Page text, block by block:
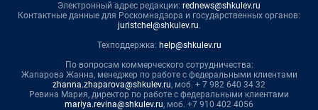
Электронный адрес редакции: rednews@shkulev.ru
Контактные данные для Роскомнадзора и государственных органов:
juristchel@shkulev.ru.
Техподдержка: help@shkulev.ru
По вопросам коммерческого сотрудничества:
Жапарова Жанна, менеджер по работе с федеральными клиентами
zhanna.zhaparova@shkulev.ru, моб. + 7 982 640 34 32
Ревина Мария, директор по работе с федеральными клиентами
mariya.revina@shkulev.ru, моб. +7 910 402 4056